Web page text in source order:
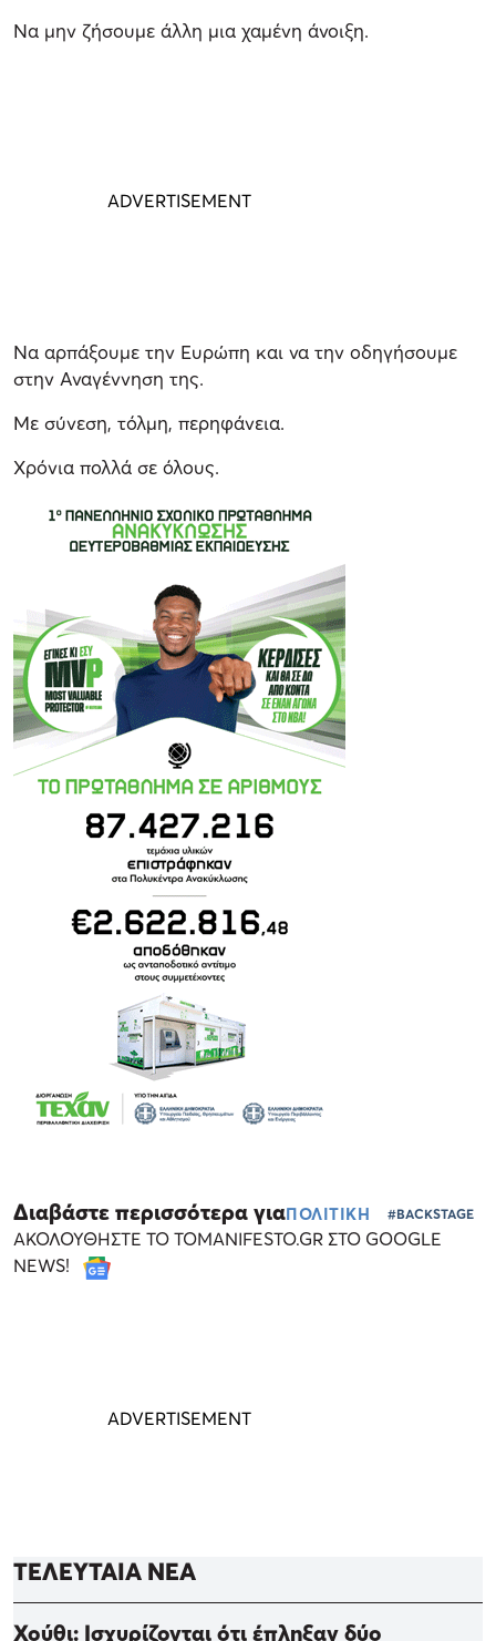
Να μην ζήσουμε άλλη μια χαμένη άνοιξη.
Να αρπάξουμε την Ευρώπη και να την οδηγήσουμε
στην Αναγέννηση της.
Με σύνεση, τόλμη, περηφάνεια.
Χρόνια πολλά σε όλους.
Διαβάστε περισσότερα γιαΠΟΛΙΤΙΚΗ #BACKSTAGE
ΑΚΟΛΟΥΘΗΣΤΕ ΤΟ TOMANIFESTO.GR ΣΤΟ GOOGLE
NEWS!
ΤΕΛΕΥΤΑΙΑ ΝΕΑ
Χούθι: Ισχυρίζονται ότι έπληξαν δύο